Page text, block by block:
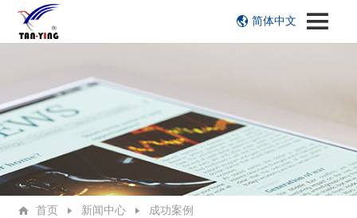
简体中文
首页 新闻中心 成功案例